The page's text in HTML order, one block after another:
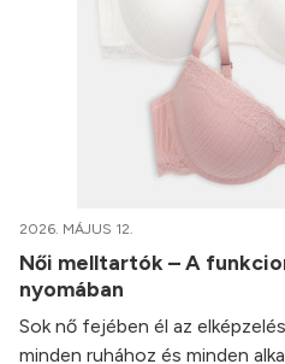
2026. MÁJUS 12.
Női melltartók – A
nyomában
Sok nő fejében él az
minden ruhához és minden